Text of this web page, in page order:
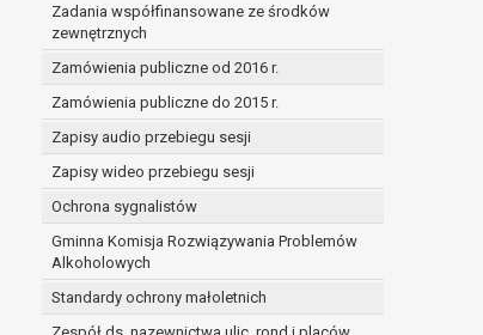
Zadania współfinansowane ze środków
zewnętrznych
Zamówienia publiczne od 2016 r.
Zamówienia publiczne do 2015 r.
Zapisy audio przebiegu sesji
Zapisy wideo przebiegu sesji
Ochrona sygnalistów
Gminna Komisja Rozwiązywania Problemów
Alkoholowych
Standardy ochrony małoletnich